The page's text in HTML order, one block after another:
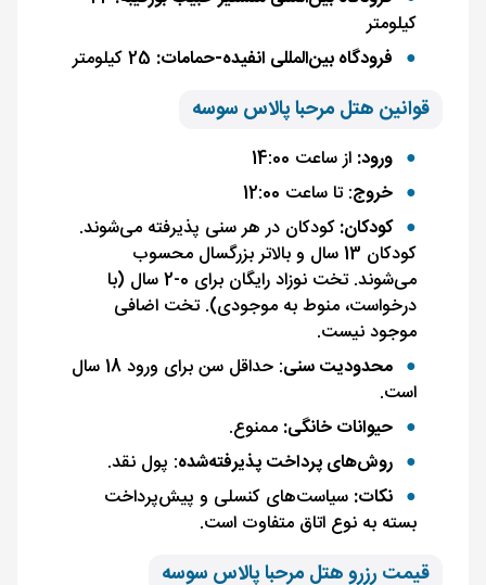
کیلومتر
فرودگاه بین‌المللی انفیده-حمامات:
قوانین هتل مرحبا پالاس سوسه
ورود: از ساعت 14:00
خروج: تا ساعت 12:00
کودکان:کودکان در هر سنی پذیرفته می‌شوند.
کودکان 13 سال و بالاتر بزرگسال محسوب
می‌شوند. تخت نوزاد رایگان برای 0-2 سال (با
درخواست، منوط به موجودی). تخت اضافی
موجود نیست.
محدودیت سنی
: حداقل سن برای ورود 18 سال
است.
حیوانات خانگی: ممنوع.
روش‌های پرداخت پذیرفته‌شده: پول نقد.
نکات: سیاست‌های کنسلی و پیش‌پرداخت
بسته به نوع اتاق متفاوت است.
قیمت رزرو هتل مرحبا پالاس سوسه